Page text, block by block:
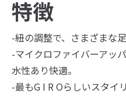
特徴
-紐の調整で、さまざまな
-マイクロファイバーアッ
水性あり快適。
-最もG I R Oらしいスタイ